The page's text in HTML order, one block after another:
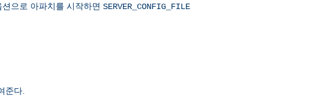
으로 아파치를 시작하면 SERVER_CONFIG_FILE
준다.